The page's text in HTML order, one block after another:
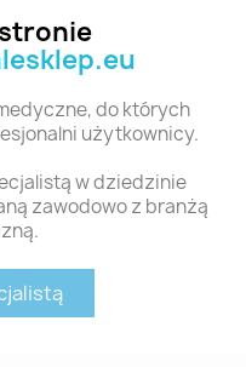
do których
użytkownicy.
w dziedzinie
zawodowo z branżą
z tej kategorii